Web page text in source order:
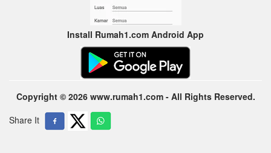
Install Rumah1.com Android App
Copyright © 2026 www.rumah1.com - All Rights Reserved.
Share It